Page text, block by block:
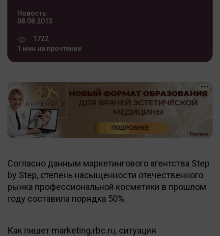
Новость
08.08.2013
1722
1 мин на прочтение
Согласно данным маркетингового агентства Step
by Step, степень насыщенности отечественного
рынка профессиональной косметики в прошлом
году составила порядка 50%.
Как пишет marketing.rbc.ru, ситуация